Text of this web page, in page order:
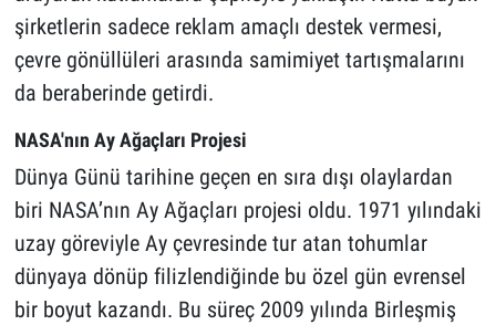
şirketlerin sadece reklam amaçlı destek vermesi,
çevre gönüllüleri arasında samimiyet tartışmalarını
da beraberinde getirdi.
NASA'nın Ay Ağaçları Projesi
Dünya Günü tarihine geçen en sıra dışı olaylardan
biri NASA’nın Ay Ağaçları projesi oldu. 1971 yılındaki
uzay göreviyle Ay çevresinde tur atan tohumlar
dünyaya dönüp filizlendiğinde bu özel gün evrensel
bir boyut kazandı. Bu süreç 2009 yılında Birleşmiş